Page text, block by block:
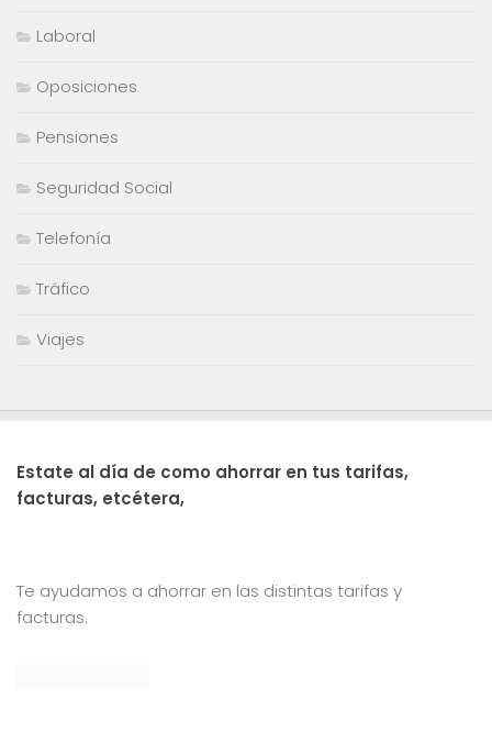
Laboral
Oposiciones
Pensiones
Seguridad Social
Telefonía
Tráfico
Viajes
Estate al día de como ahorrar en tus tarifas,
facturas, etcétera,
Te ayudamos a ahorrar en las distintas tarifas y
facturas.